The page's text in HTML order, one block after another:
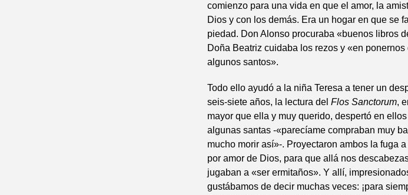
comienzo para una vida en que el amor, la
Dios y con los demás. Era un hogar en que se
piedad. Don Alonso procuraba «buenos libros
Doña Beatriz cuidaba los rezos y «en
algunos santos».
Todo ello ayudó a la niña Teresa a tener un
seis-siete años, la lectura del Flos Sanctorum,
mayor que ella y muy querido, despertó en
algunas santas -«parecíame compraban muy
mucho morir así»-. Proyectaron ambos la fuga
por amor de Dios, para que allá nos
jugaban a «ser ermitaños». Y allí,
gustábamos de decir muchas veces: ¡para